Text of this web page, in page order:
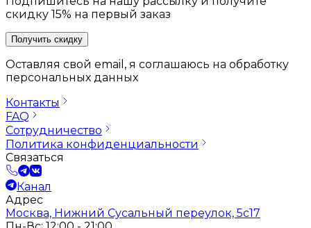
скидку 15% на первый заказ
Получить скидку
Оставляя свой email, я соглашаюсь на обработку
персональных данных
Контакты
FAQ
Сотрудничество
Политика конфиденциальности
Связаться
Канал
Адрес
Москва, Нижний Сусальный переулок, 5с17